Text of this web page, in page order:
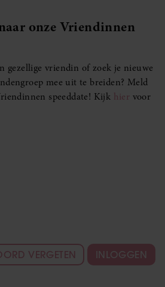
onze Vriendinnen
gezellige vriendin of zoek je nieuwe
mee uit te breiden? Meld
speeddate! Kijk hier voor
VERGETEN INLOGGEN